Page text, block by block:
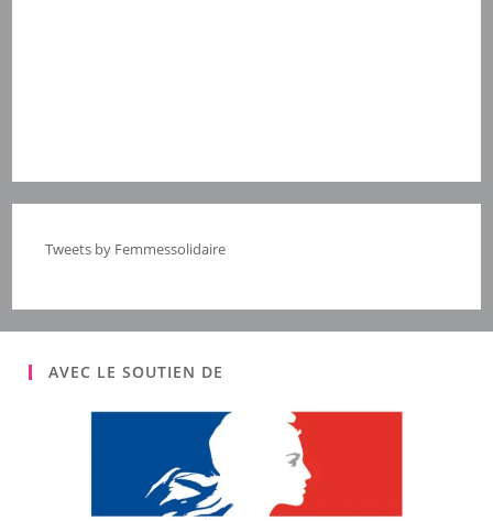
Tweets by Femmessolidaire
AVEC LE SOUTIEN DE